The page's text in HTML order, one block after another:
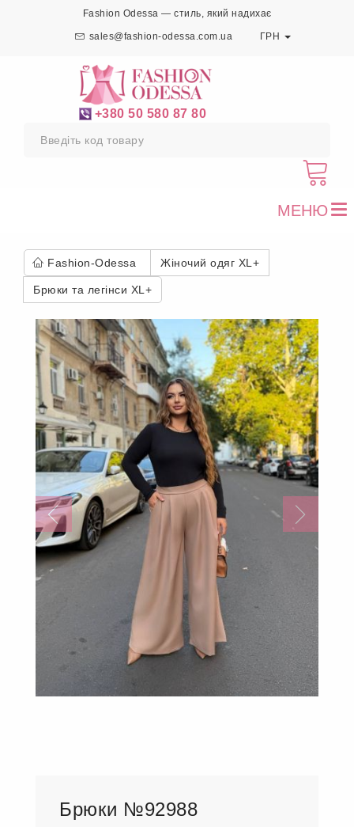
Fashion Odessa — стиль, який надихає
sales@fashion-odessa.com.ua ГРН
+380 50 580 87 80
МЕНЮ
Fashion-Odessa Жіночий одяг XL+
Брюки та легінси XL+
Брюки №92988